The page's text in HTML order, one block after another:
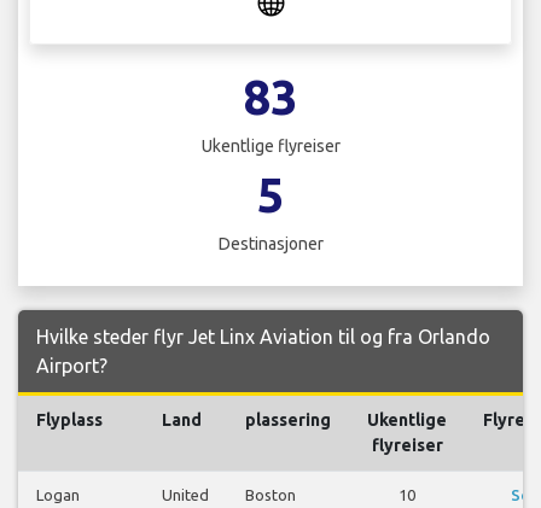
83
Ukentlige flyreiser
5
Destinasjoner
Hvilke steder flyr Jet Linx Aviation til og fra Orlando
Airport?
Flyplass Land plassering
Ukentlige
flyreiser
Logan
United
Boston 10
Se